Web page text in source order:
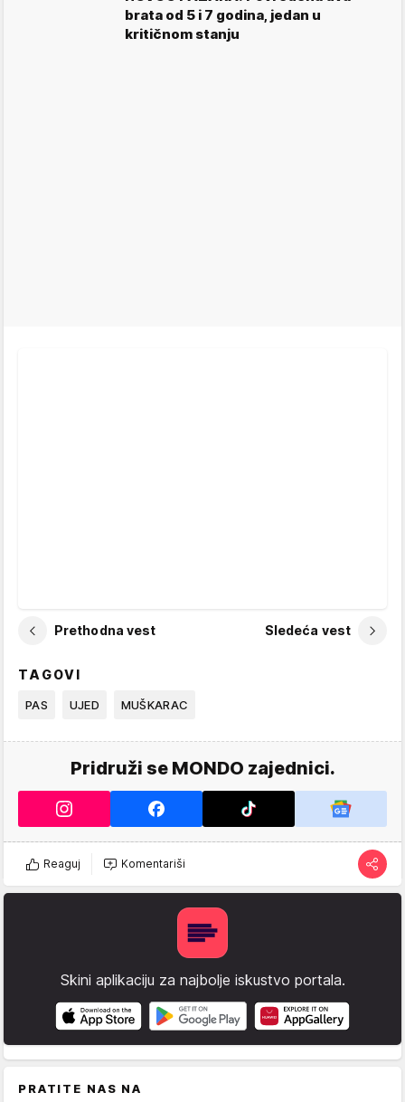
brata od 5 i 7 godina, jedan u
kritičnom stanju
Prethodna vest Sledeća vest
TAGOVI
PAS UJED MUŠKARAC
Pridruži se MONDO zajednici.
Reaguj Komentariši
Skini aplikaciju za najbolje iskustvo portala.
PRATITE NAS NA